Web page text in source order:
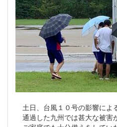
土日、台風１０号の影響によ
通過した九州では甚大な被害